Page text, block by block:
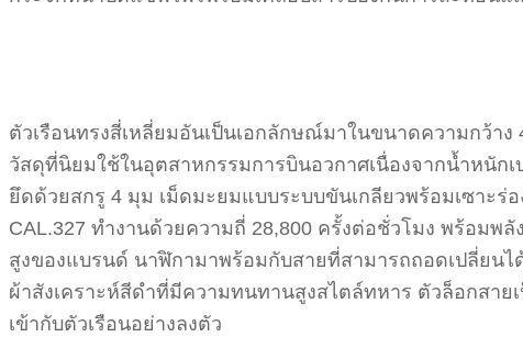
ตัวเรือนทรงสี่เหลี่ยมอันเป็นเอกลักษณ์มาในขนาดความกว้า
วัสดุที่นิยมใช้ในอุตสาหกรรมการบินอวกาศเนื่องจากน้ำหนัก
ยึดด้วยสกรู 4 มุม เม็ดมะยมแบบระบบขันเกลียวพร้อมเซาะ
CAL.327 ทำงานด้วยความถี่ 28,800 ครั้งต่อชั่วโมง พร้อม
สูงของแบรนด์ นาฬิกามาพร้อมกับสายที่สามารถถอดเปลี่ยน
ผ้าสังเคราะห์สีดำที่มีความทนทานสูงสไตล์ทหาร ตัวล็อกสา
เข้ากับตัวเรือนอย่างลงตัว